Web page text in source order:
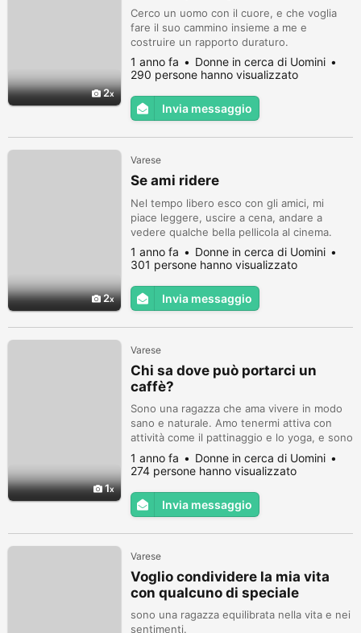
2
Cerco un uomo con il cuore, e che voglia
fare il suo cammino insieme a me e
costruire un rapporto duraturo.
1 anno fa
Donne in cerca di Uomini
290 persone hanno visualizzato
Invia messaggio
2
Varese
Se ami ridere
Nel tempo libero esco con gli amici, mi
piace leggere, uscire a cena, andare a
vedere qualche bella pellicola al cinema.
1 anno fa
Donne in cerca di Uomini
301 persone hanno visualizzato
Invia messaggio
1
Varese
Chi sa dove può portarci un
caffè?
Sono una ragazza che ama vivere in modo
sano e naturale. Amo tenermi attiva con
attività come il pattinaggio e lo yoga, e sono
molto affascinata dal mondo olistico.
1 anno fa
Donne in cerca di Uomini
274 persone hanno visualizzato
Invia messaggio
Varese
Voglio condividere la mia vita
con qualcuno di speciale
sono una ragazza equilibrata nella vita e nei
sentimenti.